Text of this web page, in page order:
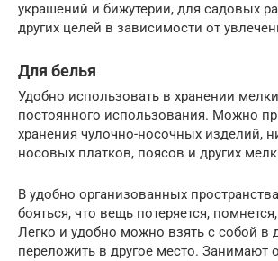
украшений и бижутерии, для садовых
других целей в зависимости от
Для белья
Удобно использовать в хранении
постоянного использования. Можно
хранения чулочно-носочных изделий,
носовых платков, поясов и других
В удобно организованных
бояться, что вещь потеряется,
Легко и удобно можно взять с собой в
переложить в другое место. Занимают